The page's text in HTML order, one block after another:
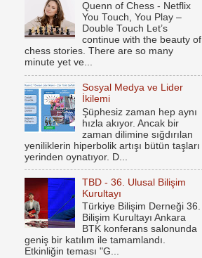
Quenn of Chess - Netflix
You Touch, You Play –
Double Touch Let’s
continue with the beauty of
chess stories. There are so many
minute yet ve...
Sosyal Medya ve Lider
İkilemi
Şüphesiz zaman hep aynı
hızla akıyor. Ancak bir
zaman dilimine sığdırılan
yeniliklerin hiperbolik artışı bütün taşları
yerinden oynatıyor. D...
TBD - 36. Ulusal Bilişim
Kurultayı
Türkiye Bilişim Derneği 36.
Bilişim Kurultayı Ankara
BTK konferans salonunda
geniş bir katılım ile tamamlandı.
Etkinliğin teması "G...